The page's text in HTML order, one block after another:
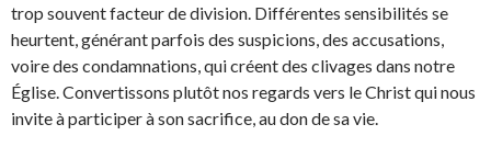
trop souvent facteur de division. Différentes sensibilités se
heurtent, générant parfois des suspicions, des accusations,
voire des condamnations, qui créent des clivages dans notre
Église. Convertissons plutôt nos regards vers le Christ qui nous
invite à participer à son sacrifice, au don de sa vie.